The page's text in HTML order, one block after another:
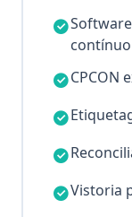
contínuo
CPCON
Vistoria